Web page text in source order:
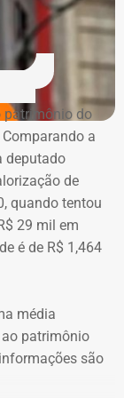
a etapa de
para
evidências
na execução
na
O relatório
Tribunal de
no
após o
de
alterações
segundo o
ocupada para
às chamas.
Bombeiros
o incêndio.
feridos.
na área.
patrimônio do
a
deputado
de
quando tentou
29 mil em
é de R$ 1,464
média
patrimônio
são